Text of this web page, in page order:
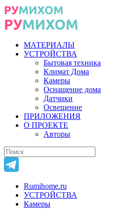
МАТЕРИАЛЫ
УСТРОЙСТВА
Бытовая техника
Климат Дома
Камеры
Оснащение дома
Датчики
Освещение
ПРИЛОЖЕНИЯ
О ПРОЕКТЕ
Авторы
Rumihome.ru
УСТРОЙСТВА
Камеры